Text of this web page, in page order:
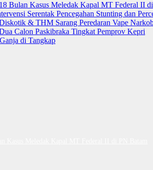
Bulan Kasus Meledak Kapal MT Federal II
Serentak Pencegahan Stunting dan
& THM Sarang Peredaran Vape
Calon Paskibraka Tingkat Pemprov Kepri
di Tangkap